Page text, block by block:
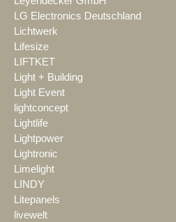
LG Electronics Deutschland
Lichtwerk
Lifesize
LIFTKET
Light + Building
Light Event
lightconcept
Lightlife
Lightpower
Lightronic
Limelight
LINDY
Litepanels
livewelt